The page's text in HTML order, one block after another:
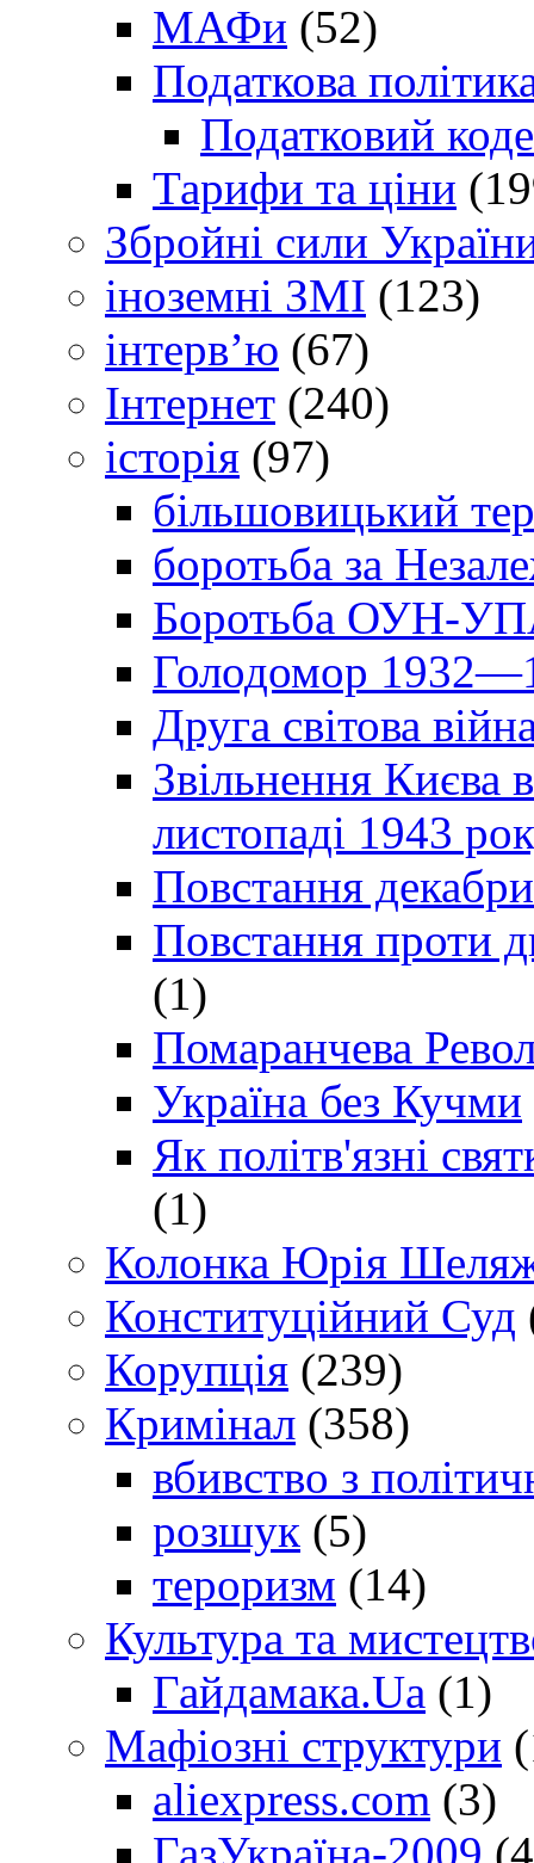
МАФи (52)
Податкова
Податковий
Тарифи та ціни
Збройні сили
іноземні ЗМІ (123)
інтерв’ю (67)
Інтернет (240)
історія (97)
більшовицький
боротьба за
Боротьба ОУН-УПА
Голодомор
Друга світова
Звільнення Києва
листопаді 1943
Повстання
Повстання проти
(1)
Помаранчева
Україна без Кучми
Як політв'язні
(1)
Колонка Юрія
Конституційний Суд
Корупція (239)
Кримінал (358)
вбивство з
розшук (5)
тероризм (14)
Культура та
Гайдамака.Ua (1)
Мафіозні структури
aliexpress.com (3)
ГазУкраїна-2009